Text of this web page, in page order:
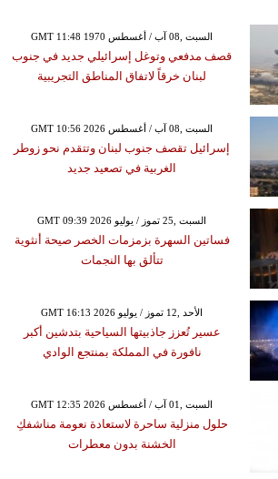
GMT 11:48 1970 السبت ,08 آب / أغسطس
قصف مدفعي وتوغل إسرائيلي جديد في جنوب
لبنان خرقاً لاتفاق المناطق التجريبية
GMT 10:56 2026 السبت ,08 آب / أغسطس
إسرائيل تقصف جنوب لبنان وتتقدم نحو زوطر
الغربية في تصعيد جديد
GMT 09:39 2026 السبت ,25 تموز / يوليو
فساتين السهرة بزمزمات الخصر صيحة أنثوية
تتألق بها النجمات
GMT 16:13 2026 الأحد ,12 تموز / يوليو
عسير تُعزز جاذبيتها السياحية بتدشين أكبر
نافورة في المملكة بمنتجع الوادي
GMT 12:35 2026 السبت ,01 آب / أغسطس
حلول منزلية ساحرة لاستعادة نعومة مناشفكِ
الخشنة بدون معطرات